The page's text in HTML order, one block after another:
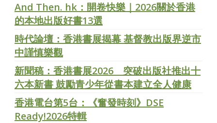
And Then. hk：開卷快樂｜2026關於香港
的本地出版好書13選
時代論壇：香港書展揭幕 基督教出版界逆市
中謹慎樂觀
新聞稿：香港書展2026 突破出版社推出十
六本新書 鼓勵青少年從書本建立全人健康
香港電台第5台：《奮發時刻》DSE
Ready!2026特輯